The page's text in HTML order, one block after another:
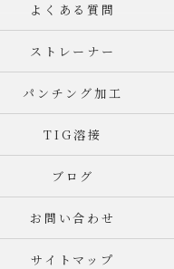
よくある質問
ストレーナー
パンチング加工
TIG溶接
ブログ
お問い合わせ
サイトマップ